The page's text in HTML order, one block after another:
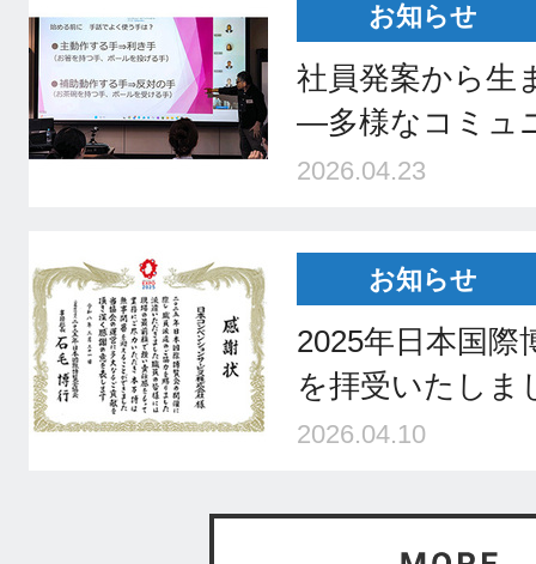
お知らせ
社員発案から生
―多様なコミュ
2026.04.23
お知らせ
2025年日本国際
を拝受いたしま
2026.04.10